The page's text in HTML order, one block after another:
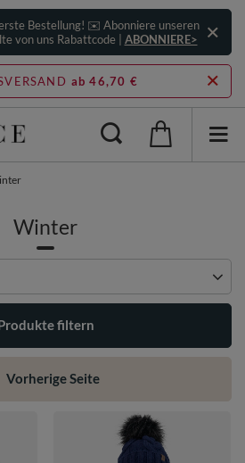
Bestellung! ✉️ Abonniere unseren
von uns Rabattcode | ABONNIERE>
ab 46,70 €
Winter
filtern
Vorherige Seite